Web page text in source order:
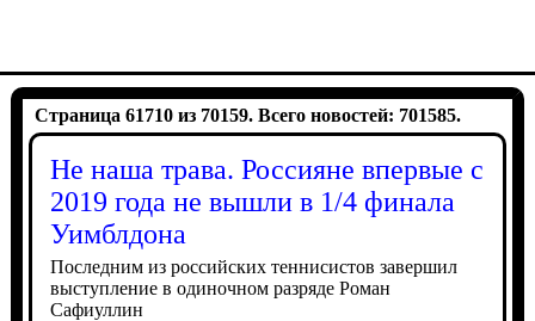
Страница 61710 из 70159. Всего новостей: 701585.
Не наша трава. Россияне впервые с
2019 года не вышли в 1/4 финала
Уимблдона
Последним из российских теннисистов завершил
выступление в одиночном разряде Роман
Сафиуллин